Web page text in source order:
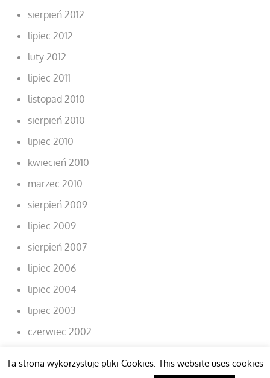
sierpień 2012
lipiec 2012
luty 2012
lipiec 2011
listopad 2010
sierpień 2010
lipiec 2010
kwiecień 2010
marzec 2010
sierpień 2009
lipiec 2009
sierpień 2007
lipiec 2006
lipiec 2004
lipiec 2003
czerwiec 2002
Ta strona wykorzystuje pliki Cookies. This website uses cookies